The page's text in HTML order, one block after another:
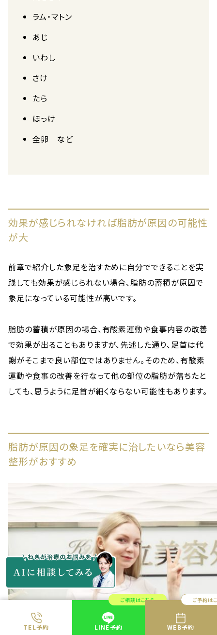
TEL予約
ご相談はこちら
LINE予約
ご予約は
WEB予約
ラム・マトン
あじ
いわし
さけ
たら
ほっけ
全卵 など
効果が感じられなければ脂肪が原因の可能性
が大
前章で紹介した象足を治すために自分でできることを実
践しても効果が感じられない場合、脂肪の蓄積が原因で
象足になっている可能性が高いです。
脂肪の蓄積が原因の場合、有酸素運動や食事内容の改善
で効果が出ることもありますが、先述した通り、足首は代
謝がそこまで良い部位ではありません。そのため、有酸素
運動や食事の改善を行なって他の部位の脂肪が落ちたと
しても、思うように足首が細くならない可能性もあります。
脂肪が原因の象足を確実に治したいなら美容
整形がおすすめ